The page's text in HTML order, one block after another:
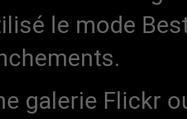
le mode
galerie Flickr